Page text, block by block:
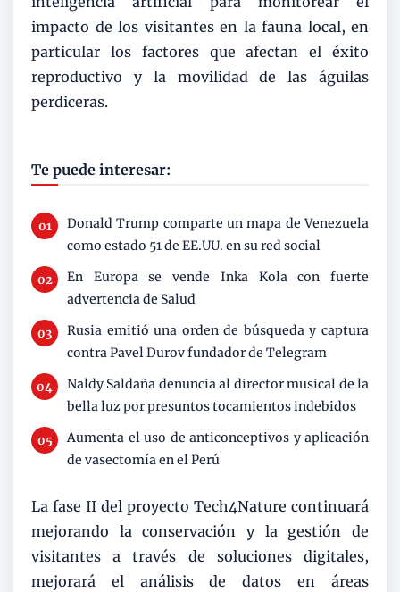
impacto de los visitantes en la fauna local, en
particular los factores que afectan el éxito
reproductivo y la movilidad de las águilas
perdiceras.
Te puede interesar:
Donald Trump comparte un mapa de Venezuela
como estado 51 de EE.UU. en su red social
En Europa se vende Inka Kola con fuerte
advertencia de Salud
Rusia emitió una orden de búsqueda y captura
contra Pavel Durov fundador de Telegram
Naldy Saldaña denuncia al director musical de la
bella luz por presuntos tocamientos indebidos
Aumenta el uso de anticonceptivos y aplicación
de vasectomía en el Perú
La fase II del proyecto Tech4Nature continuará
mejorando la conservación y la gestión de
visitantes a través de soluciones digitales,
mejorará el análisis de datos en áreas